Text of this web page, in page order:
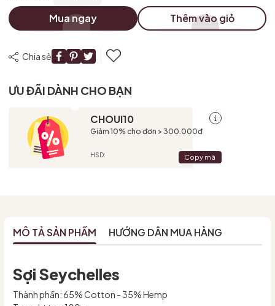
Mua ngay Thêm vào giỏ
Chia sẻ
ƯU ĐÃI DÀNH CHO BẠN
CHOUI10
Giảm 10% cho đơn > 300.000đ
HSD: Copy mã
MÔ TẢ SẢN PHẨM HƯỚNG DẪN MUA HÀNG
Sợi Seychelles
Thành phần: 65% Cotton - 35% Hemp